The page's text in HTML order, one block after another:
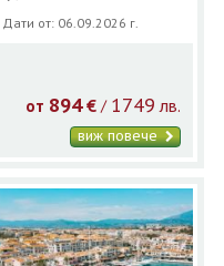
Дати от: 06.09.2026 г.
от 894 € / 1749 лв.
виж повече